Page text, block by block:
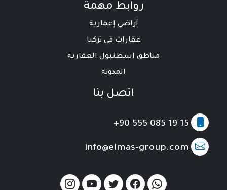
روابط مهمة
أراضي إعمارية
عقارات في تركيا
مناطق اسطنبول العقارية
المدونة
اتصل بنا
+90 555 085 19 15
info@elmas-group.com